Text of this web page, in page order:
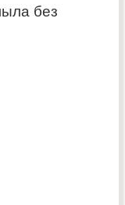
без